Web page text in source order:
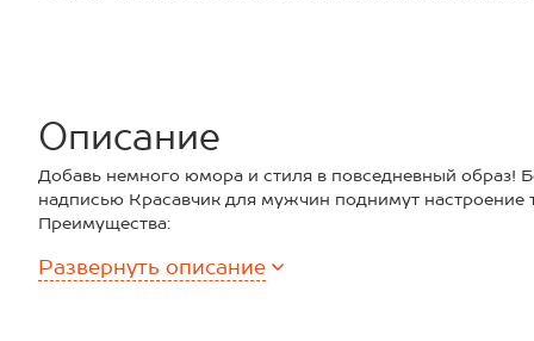
Описание
Добавь немного юмора и стиля в повседневный образ!
надписью Красавчик для мужчин поднимут
Преимущества:
— высокая длина и прочная резинка — фиксируется на
Развернуть описание